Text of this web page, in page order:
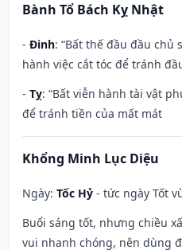
Bành Tổ Bách Kỵ Nhật
- Đinh: “Bất thế đầu đầu chủ
hành việc cắt tóc để tránh
- Tỵ: “Bất viễn hành tài vật
để tránh tiền của mất mát
Khổng Minh Lục Diệu
Ngày: Tốc Hỷ - tức ngày Tốt
Buổi sáng tốt, nhưng chiều
vui nhanh chóng, nên dùng